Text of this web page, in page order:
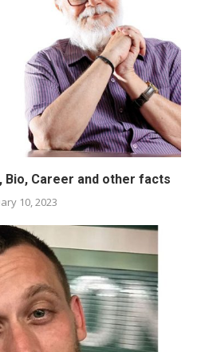
Bio, Career and other facts
10, 2023